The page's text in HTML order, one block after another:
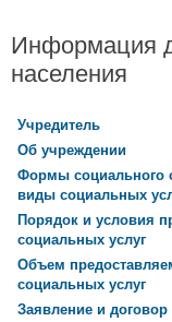
Информация
населения
Учредитель
Об учреждении
Формы социального
виды социальных
Порядок и условия
социальных услуг
Объем
социальных услуг
Заявление и договор